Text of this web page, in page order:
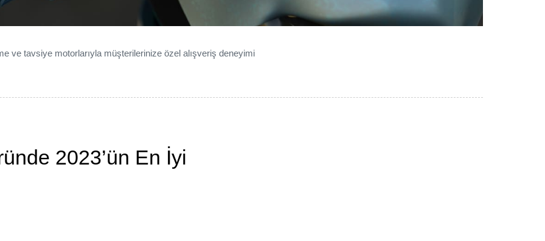
ve tavsiye motorlarıyla müşterilerinize özel alışveriş deneyimi
2023’ün En İyi